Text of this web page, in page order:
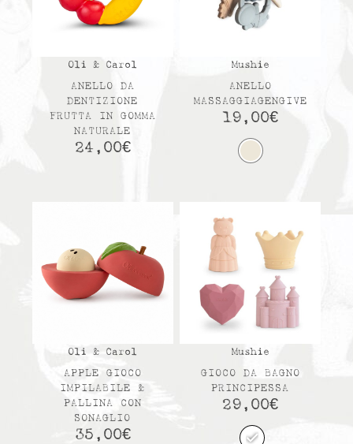
Oli & Carol
ANELLO DA
DENTIZIONE
FRUTTA IN GOMMA
NATURALE
24,00€
Mushie
ANELLO
MASSAGGIAGENGIVE
19,00€
Oli & Carol
APPLE GIOCO
IMPILABILE &
PALLINA CON
SONAGLIO
35,00€
Mushie
GIOCO DA BAGNO
PRINCIPESSA
29,00€